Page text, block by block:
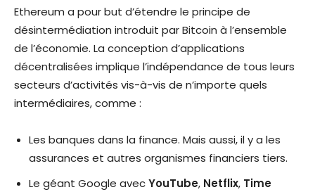
Ethereum a pour but d’étendre le principe de
désintermédiation introduit par Bitcoin à l’ensemble
de l’économie. La conception d’applications
décentralisées implique l’indépendance de tous leurs
secteurs d’activités vis-à-vis de n’importe quels
intermédiaires, comme :
Les banques dans la finance. Mais aussi, il y a les
assurances et autres organismes financiers tiers.
Le géant Google avecYouTube, Netflix, Time